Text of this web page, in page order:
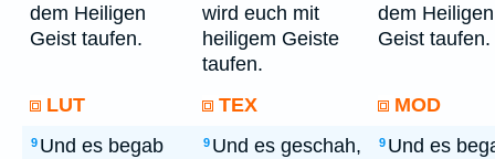
dem Heiligen
Geist taufen.
wird euch mit
heiligem Geiste
taufen.
dem Heiligen
Geist taufen.
LUT TEX MOD
9 Und es begab
9 Und es geschah,
9 Und es